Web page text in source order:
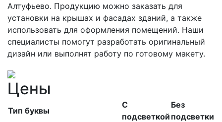
Алтуфьево. Продукцию можно заказать для
установки на крышах и фасадах зданий, а также
использовать для оформления помещений. Наши
специалисты помогут разработать оригинальный
дизайн или выполнят работу по готовому макету.
Цены
Тип буквы
С
подсветкой
Без
подсветки